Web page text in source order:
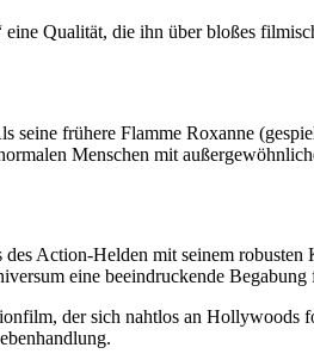
Qualität, die ihn über bloßes
frühere Flamme Roxanne
Menschen mit
Action-Helden mit seinem
eine beeindruckende Begabung
der sich nahtlos an Hollywoods